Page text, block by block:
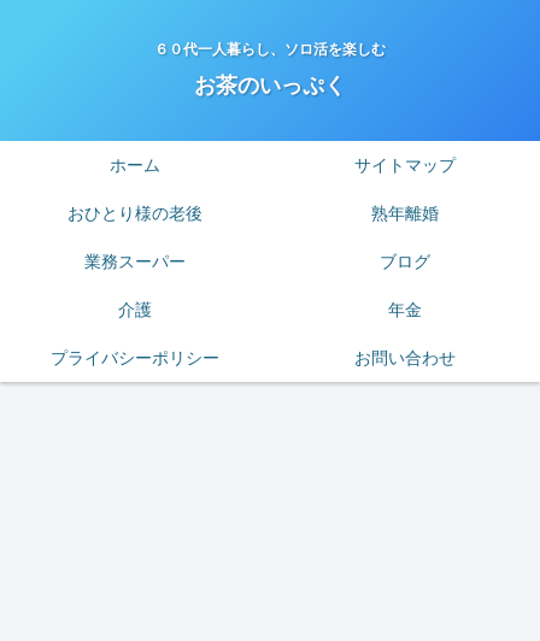
６０代一人暮らし、ソロ活を楽しむ
お茶のいっぷく
ホーム サイトマップ
おひとり様の老後 熟年離婚
業務スーパー ブログ
介護 年金
プライバシーポリシー お問い合わせ